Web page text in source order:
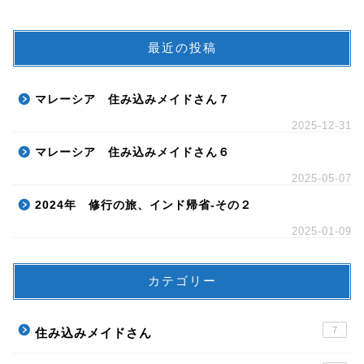
最近の投稿
マレーシア 住み込みメイドさん７
2025-12-31
マレーシア 住み込みメイドさん６
2025-05-07
2024年 修行の旅、インド帰省-その２
2025-01-09
カテゴリー
住み込みメイドさん 7